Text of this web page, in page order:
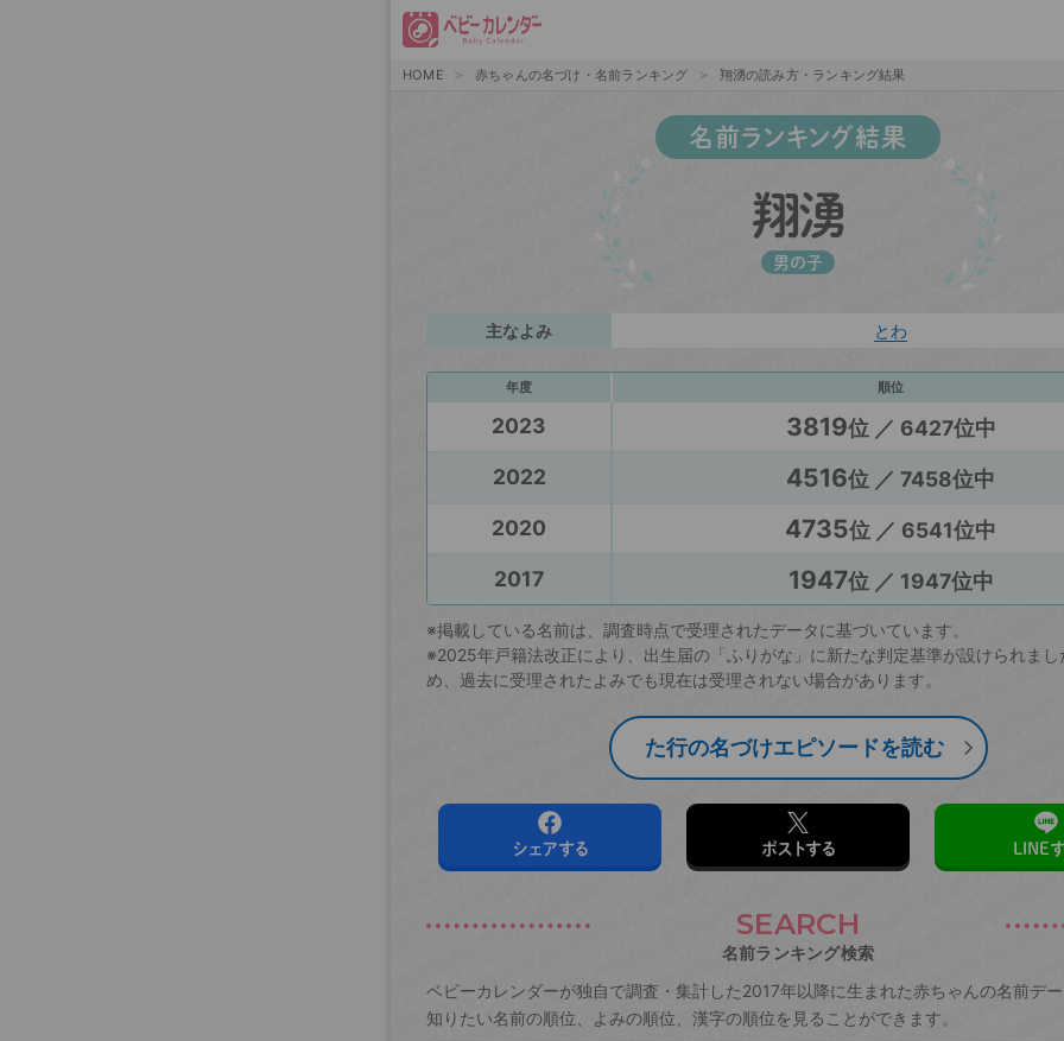
HOME 赤ちゃんの名づけ・名前ランキング 翔湧の読み方・ランキング結果
名前ランキング結果
翔湧
男の子
主なよみ とわ
年度 順位
2023 3819位 ／ 6427位中
2022
4516位 ／ 7458位中
2020
4735位 ／ 6541位中
2017
1947位 ／ 1947位中
※掲載している名前は、調査時点で受理されたデータに基づいています。
※2025年戸籍法改正により、出生届の「ふりがな」に新たな判定基準が設けられまし
め、過去に受理されたよみでも現在は受理されない場合があります。
た行の名づけエピソードを読む
シェアする ポストする LINE
SEARCH
名前ランキング検索
ベビーカレンダーが独自で調査・集計した2017年以降に生まれた赤ちゃんの名前デ
知りたい名前の順位、よみの順位、漢字の順位を見ることができます。